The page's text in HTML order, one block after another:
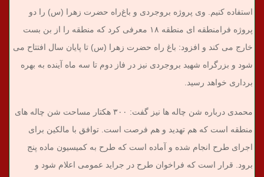
استفاده کنیم. وی پروژه بروجردی و باغ‌راه حضرت زهرا (س) را دو
پروژه فرامنطقه ای منطقه ۱۸ معرفی کرد که منطقه را از بن بست
خارج می کند و افزود: باغ راه حضرت زهرا (س) تا پایان سال افتتاح می
شود و بزرگراه شهید بروجردی نیز در فاز دوم تا سه ماه آینده به بهره
برداری خواهد رسید.
محمدی درباره شن چاله ها نیز گفت: ۳۰۰ هکتار مساحت شن چاله های
منطقه است که هم تهدید و هم فرصت است. توافق با مالکین برای
اجرای طرح انجام شده و آماده است که طرح به کمیسیون ماده پنج
برود. قرار است که فراخوان طرح در جراید عمومی اعلام شود و